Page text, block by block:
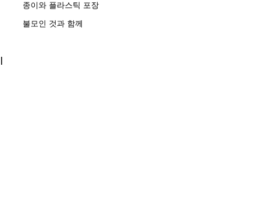
종이와 플라스틱 포장
불모인 것과 함께